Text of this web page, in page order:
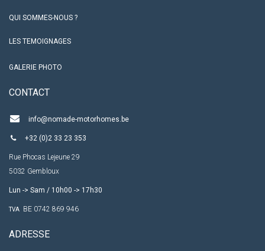
QUI SOMMES-NOUS ?
LES TEMOIGNAGES
GALERIE PHOTO
CO​NTACT
info@nomade-motorhomes.be
+32 (0)2 33 23 353
Rue Phocas Lejeune 29
5032 Gembloux
Lun -> Sam / 10h00 -> 17h30
TVA BE 0742 869 946
ADRESSE